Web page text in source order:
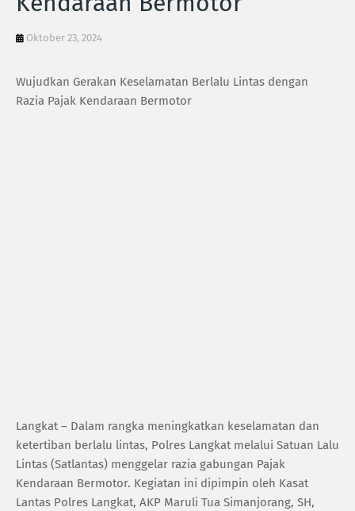
Oktober 23, 2024
Wujudkan Gerakan Keselamatan Berlalu Lintas dengan
Razia Pajak Kendaraan Bermotor
Langkat – Dalam rangka meningkatkan keselamatan dan
ketertiban berlalu lintas, Polres Langkat melalui Satuan Lalu
Lintas (Satlantas) menggelar razia gabungan Pajak
Kendaraan Bermotor. Kegiatan ini dipimpin oleh Kasat
Lantas Polres Langkat, AKP Maruli Tua Simanjorang, SH,